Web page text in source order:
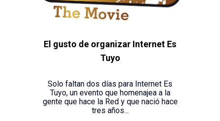
El gusto de organizar Internet Es
Tuyo
Solo faltan dos días para Internet Es
Tuyo, un evento que homenajea a la
gente que hace la Red y que nació hace
tres años...